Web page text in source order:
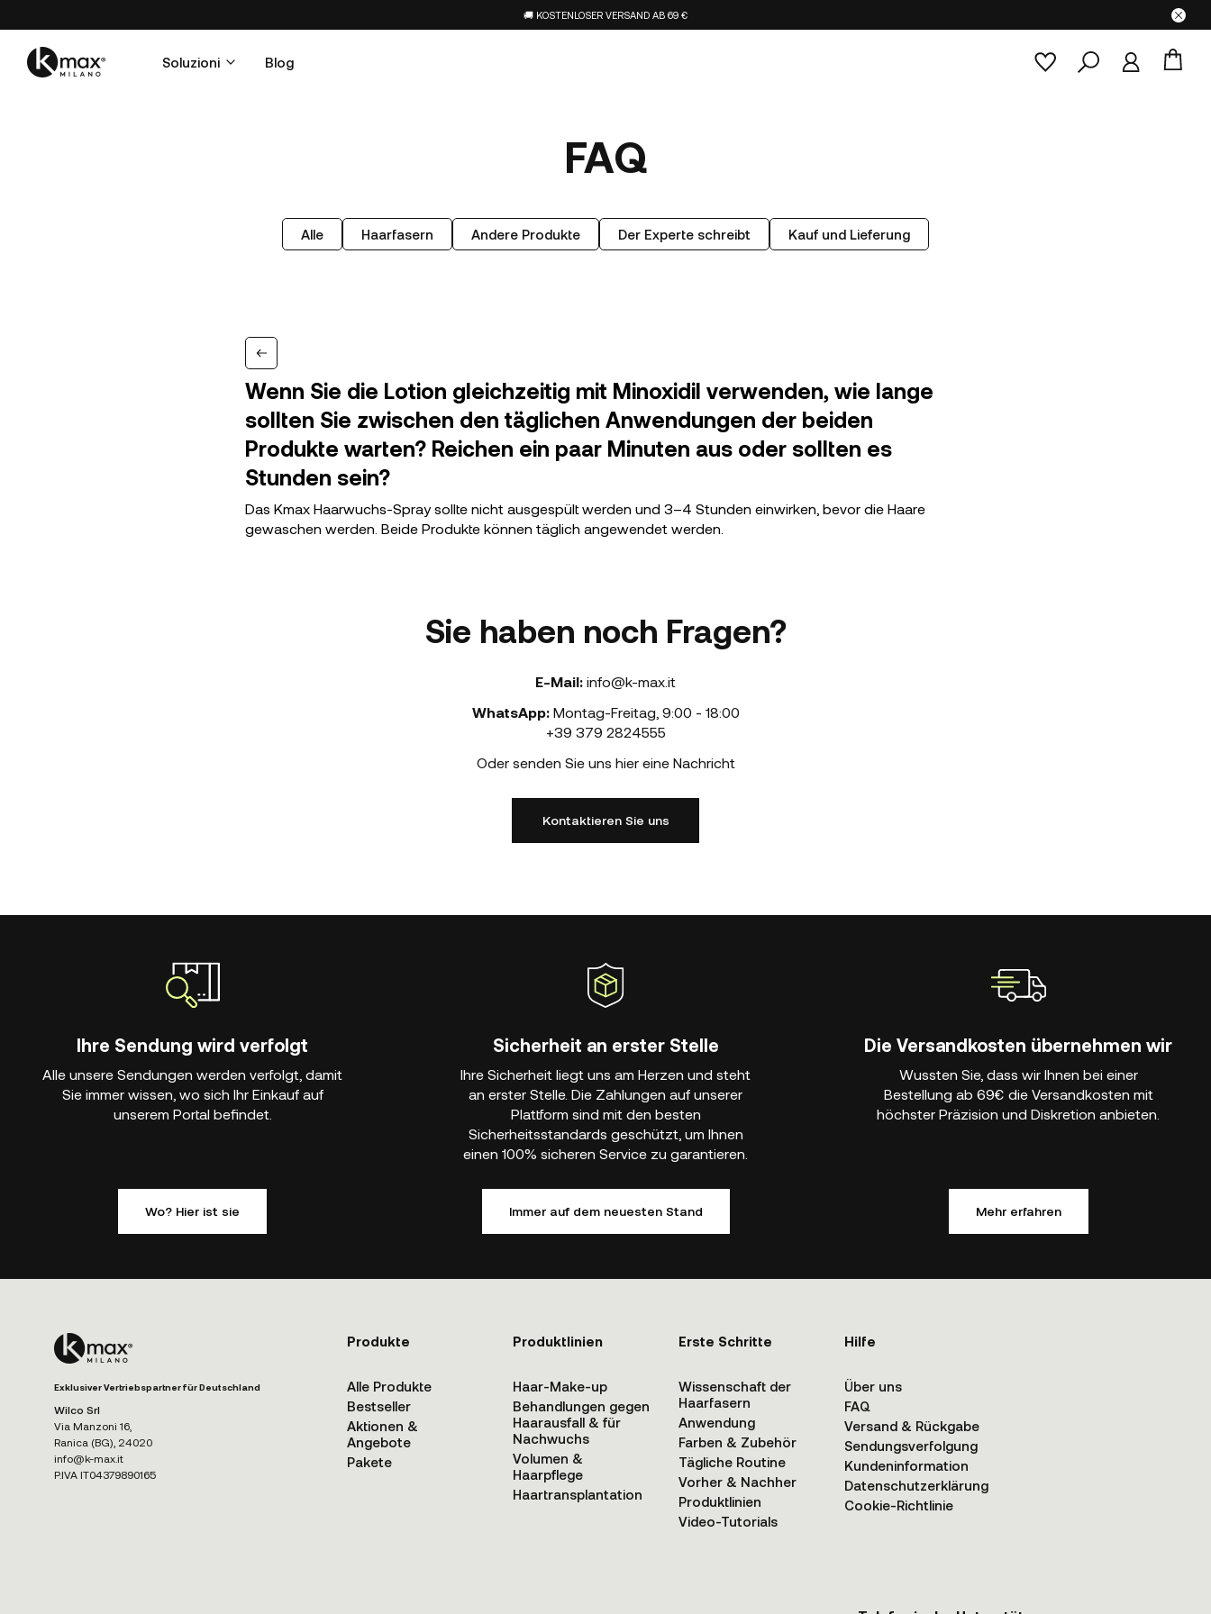
🚚 KOSTENLOSER VERSAND AB 69 €
Soluzioni Blog
FAQ
Alle Haarfasern Andere Produkte Der Experte schreibt Kauf und Lieferung
Wenn Sie die Lotion gleichzeitig mit Minoxidil verwenden, wie lange
sollten Sie zwischen den täglichen Anwendungen der beiden
Produkte warten? Reichen ein paar Minuten aus oder sollten es
Stunden sein?
Das Kmax Haarwuchs-Spray sollte nicht ausgespült werden und 3–4 Stunden einwirken, bevor die Haare
gewaschen werden. Beide Produkte können täglich angewendet werden.
Sie haben noch Fragen?
E-Mail: info@k-max.it
WhatsApp: Montag-Freitag 9:00 - 18:00
+39 379 2824555
Oder senden Sie uns hier eine Nachricht
Kontaktieren Sie uns
Ihre Sendung wird verfolgt
Alle unsere Sendungen werden verfolgt, damit
Sie immer wissen, wo sich Ihr Einkauf auf
unserem Portal befindet.
Wo? Hier ist sie
Sicherheit an erster Stelle
Ihre Sicherheit liegt uns am Herzen und steht
an erster Stelle. Die Zahlungen auf unserer
Plattform sind mit den besten
Sicherheitsstandards geschützt, um Ihnen
einen 100% sicheren Service zu garantieren.
Immer auf dem neuesten Stand
Die Versandkosten übernehmen wir
Wussten Sie, dass wir Ihnen bei einer
Bestellung ab 69€ die Versandkosten mit
höchster Präzision und Diskretion anbieten.
Mehr erfahren
Exklusiver Vertriebspartner für Deutschland
Wilco Srl
Via Manzoni 16,
Ranica (BG), 24020
info@k-max.it
P.IVA IT04379890165
Produkte
Alle Produkte
Bestseller
Aktionen &
Angebote
Pakete
Produktlinien
Haar-Make-up
Behandlungen gegen
Haarausfall & für
Nachwuchs
Volumen &
Haarpflege
Haartransplantation
Erste Schritte
Wissenschaft der
Haarfasern
Anwendung
Farben & Zubehör
Tägliche Routine
Vorher & Nachher
Produktlinien
Video-Tutorials
Hilfe
Über uns
FAQ
Versand & Rückgabe
Sendungsverfolgung
Kundeninformation
Datenschutzerklärung
Cookie-Richtlinie